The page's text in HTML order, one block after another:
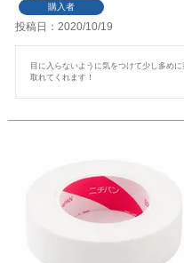
購入者
投稿日 2020/10/19
目に入らないように気をつけて少し多め
取れてくれます！